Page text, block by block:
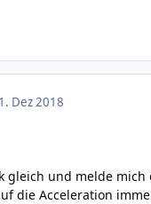
Dez 2018
gleich und melde
die Acceleration